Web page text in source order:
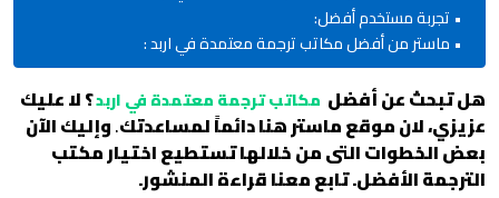
تجربة مستخدم أفضل:
ماستر من أفضل مكاتب ترجمة معتمدة في اربد :
هل تبحث عن أفضل مكاتب ترجمة معتمدة في اربد؟ لا عليك
عزيزي، لان موقع ماستر هنا دائماً لمساعدتك.وإليك الآن
بعض الخطوات التى من خلالها تستطيع اختيار مكتب
الترجمة الأفضل. تابع معنا قراءة المنشور.